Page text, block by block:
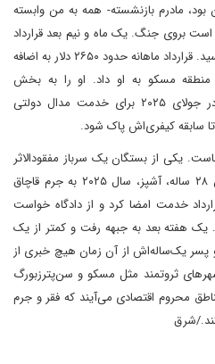
مادرم بازنشسته- همه به من وابسته
بروی جنگ. یک ماه و نیم بعد قرارداد
بستم. این تنها راه نجات به نظر می‌رسید. قرارداد ماهانه حدود ۲۶۵۰ دلار به اضافه
حدود ۲۴۶۰ دلار از منطقه مسکو به او داد. او را به بخش
پوکروفسک در دونتسک فرستادند. در جولای ۲۰۲۵ برای خدمت مدال دولتی
سابقه کیفری‌اش پاک شود.
یکی از بستگان یک سرباز مفقودالاثر
از منطقه مسکو تعریف کرد که ایوان ۲۸ ساله، آشپز، سال ۲۰۲۵ به جرم قاچاق
خدمت امضا کرد و از دادگاه خواست
هفته بعد به جبهه رفت و کمتر از یک
پسر یک‌ساله‌اش از آن زمان هیچ خبری از
شهرهای ثروتمند مثل مسکو و سن‌پترزبورگ
محروم اقتصادی می‌آیند که فقر و جرم
شرق